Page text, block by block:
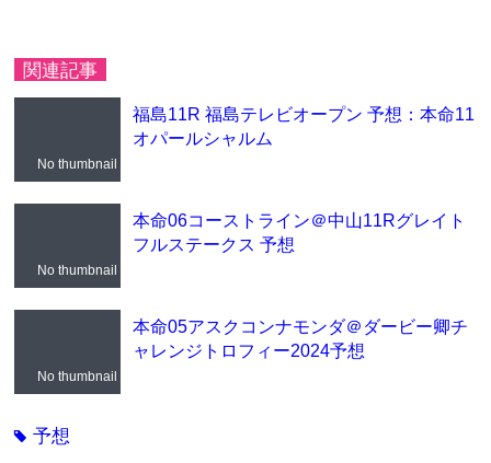
関連記事
No thumbnail
福島11R 福島テレビオープン 予想：本命11
オパールシャルム
No thumbnail
本命06コーストライン＠中山11Rグレイト
フルステークス 予想
No thumbnail
本命05アスクコンナモンダ＠ダービー卿チ
ャレンジトロフィー2024予想
tag予想